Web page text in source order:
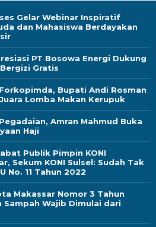
Gelar Webinar Inspiratif
dan Mahasiswa Berdayakan
PT Bosowa Energi Dukung
Gratis
Bupati Andi Rosman
Lomba Makan Kerupuk
Amran Mahmud Buka
Haji
Publik Pimpin KONI
Sekum KONI Sulsel: Sudah Tak
No. 11 Tahun 2022
Makassar Nomor 3 Tahun
Sampah Wajib Dimulai dari